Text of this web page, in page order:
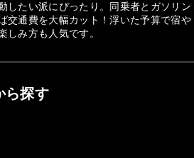
したい派にぴったり。同乗者とガソリン
交通費を大幅カット！浮いた予算で宿や
しみ方も人気です。
ら探す